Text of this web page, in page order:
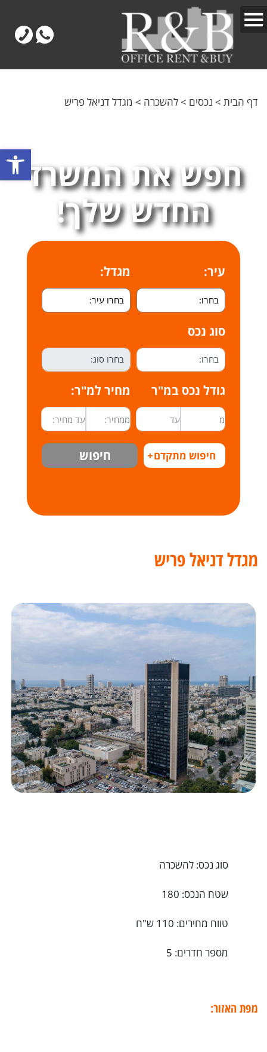
דף הבית > נכסים > להשכרה > מגדל דניאל פריש
חפש את המשרד
החדש שלך!
עיר: מגדל:
סוג נכס
גודל נכס במ"ר מחיר למ"ר:
חיפוש מתקדם+ חיפוש
מגדל דניאל פריש
סוג נכס: להשכרה
שטח הנכס: 180
טווח מחירים: 110 ש"ח
מספר חדרים: 5
מפת האזור: